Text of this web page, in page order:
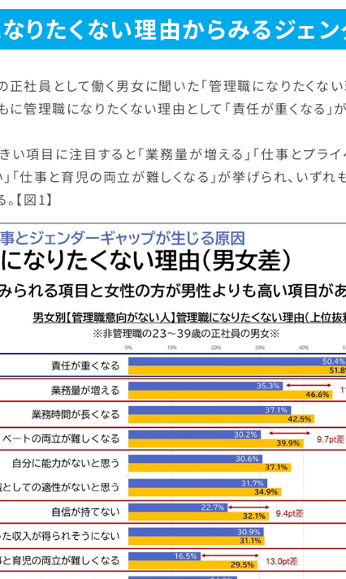
りたくない理由からみるジェ
正社員として働く男女に聞いた「管理職になりたくな
に管理職になりたくない理由として「責任が重くなる」
項目に注目すると「業務量が増える」「仕事とプライ
「仕事と育児の両立が難しくなる」が挙げられ、いず
【図1】